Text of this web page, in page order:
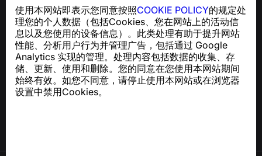
使用本网站即表示您同意按照COOKIE POLICY的规定处
理您的个人数据（包括Cookies、您在网站上的活动信
息以及您使用的设备信息）。此类处理有助于提升网站
性能、分析用户行为并管理广告，包括通过 Google
Analytics 实现的管理。处理内容包括数据的收集、存
储、更新、使用和删除。您的同意在您使用本网站期间
始终有效。如您不同意，请停止使用本网站或在浏览器
设置中禁用Cookies。
和骚扰短信的侵害
关于 GDPR 合规的咨询：support@numbuster.com
帮助中心
新闻与文章
关于项目
联系方式